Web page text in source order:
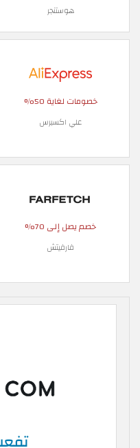
هوستنجر
خصومات لغاية 50%
علي اكسبرس
خصم يصل إلى 70%
فارفيتش